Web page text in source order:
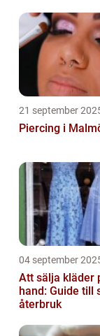
21 september
Piercing i
04 september
Att sälja kläder
hand: Guide till
återbruk